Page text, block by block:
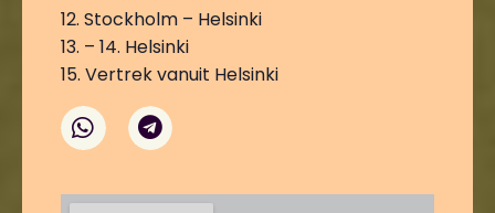
12. Stockholm – Helsinki
13. – 14. Helsinki
15. Vertrek vanuit Helsinki